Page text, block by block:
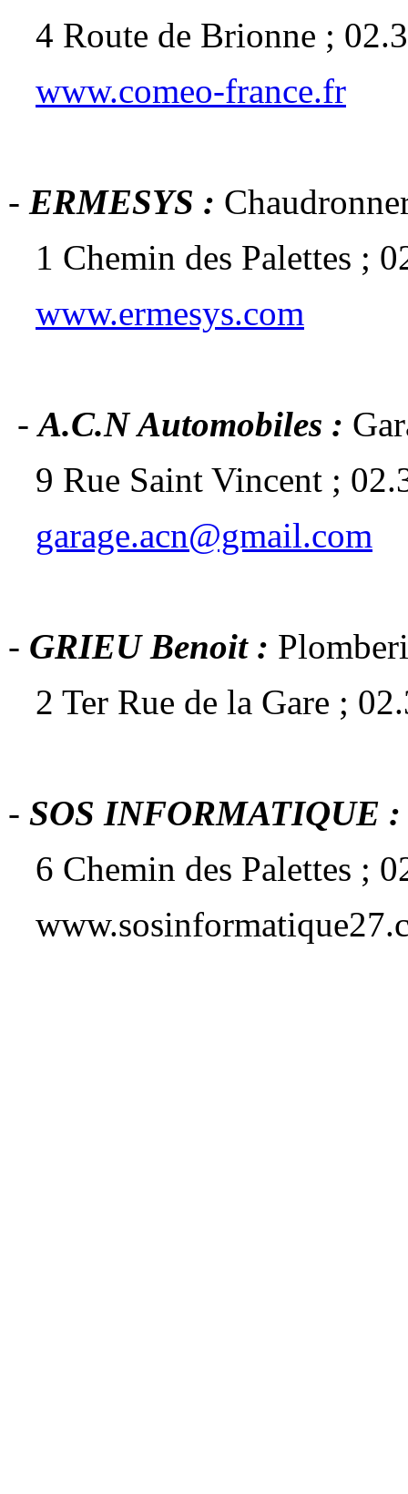
4 Route de Brionne ;
www.comeo-france.fr
- ERMESYS :
1 Chemin des Palettes ;
www.ermesys.com
- A.C.N Automobiles :
9 Rue Saint Vincent ;
garage.acn@gmail.com
- GRIEU Benoit :
2 Ter Rue de la Gare ;
- SOS INFORMATIQUE :
6 Chemin des Palettes ;